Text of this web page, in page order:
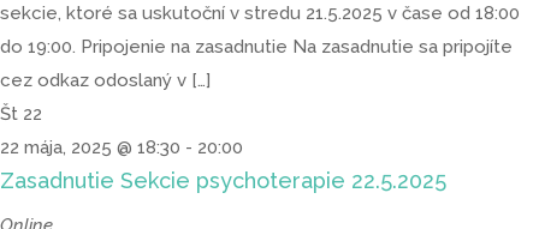
sekcie, ktoré sa uskutoční v stredu 21.5.2025 v čase od 18:00
do 19:00. Pripojenie na zasadnutie Na zasadnutie sa pripojíte
cez odkaz odoslaný v […]
Št 22
22 mája, 2025 @ 18:30 - 20:00
Zasadnutie Sekcie psychoterapie 22.5.2025